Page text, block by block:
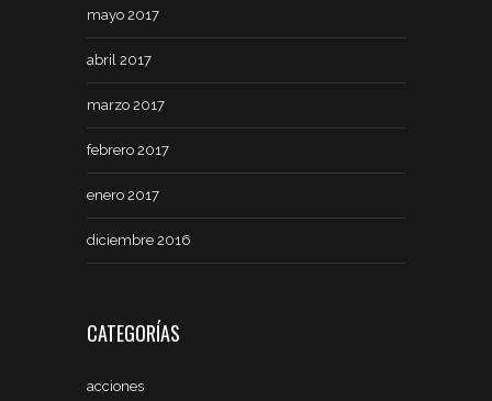
mayo 2017
abril 2017
marzo 2017
febrero 2017
enero 2017
diciembre 2016
CATEGORÍAS
acciones